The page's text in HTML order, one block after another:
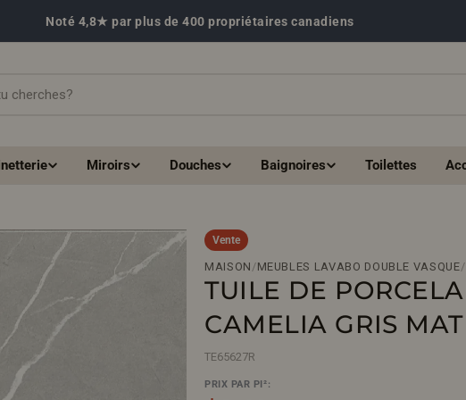
Noté 4,8★ par plus de 400 propriétaires canadiens
Miroirs Douches Baignoires Toilettes
Ouvrir le média 1 en mode modal
Vente
MAISON /MEUBLES LAVABO DOUBLE VASQUE/
TUILE DE
CAMELIA GRIS MAT
TE65627R
PRIX PAR PI²: